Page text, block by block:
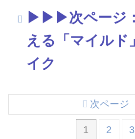
▶︎▶︎▶︎次ページ
える「マイルド
イク
1 2 3
次ページ